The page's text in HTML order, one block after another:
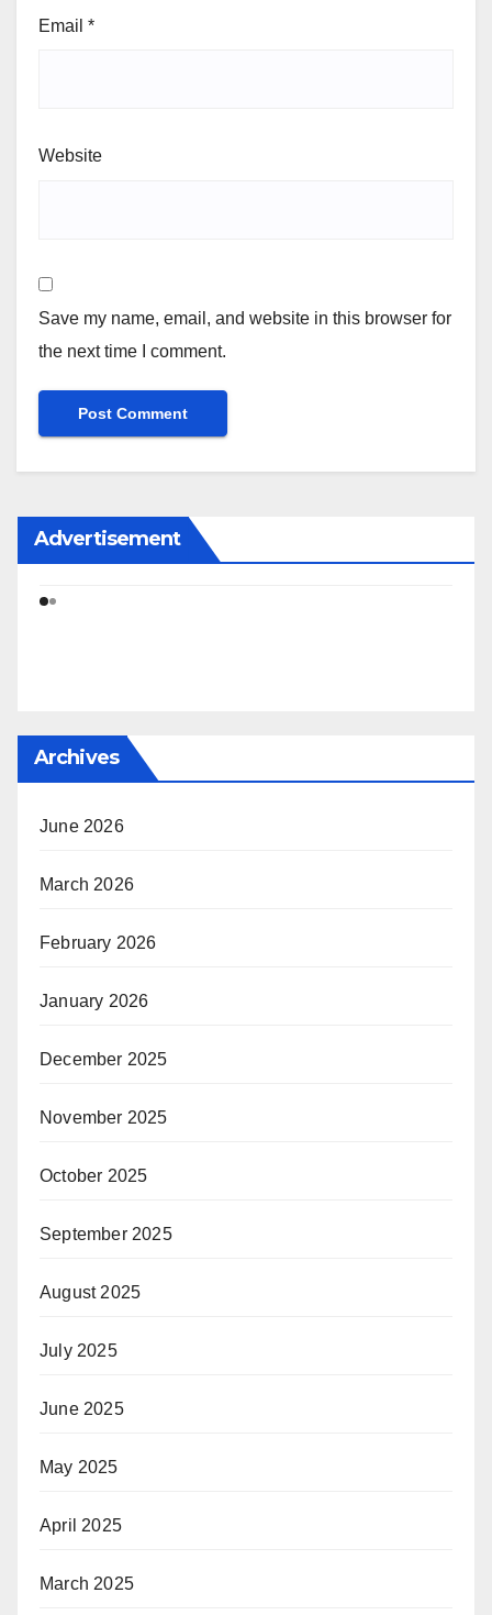
Email *
Website
Save my name, email, and website in this browser for
the next time I comment.
Advertisement
Archives
June 2026
March 2026
February 2026
January 2026
December 2025
November 2025
October 2025
September 2025
August 2025
July 2025
June 2025
May 2025
April 2025
March 2025